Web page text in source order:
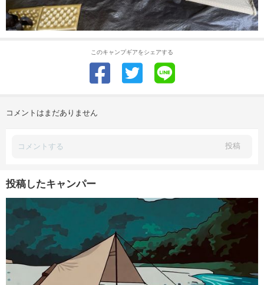
このキャンプギアをシェアする
コメントはまだありません
投稿
投稿したキャンパー